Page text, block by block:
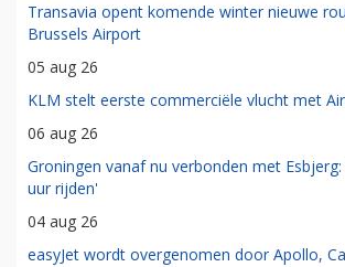
Transavia opent komende winter nieuwe
Brussels Airport
05 aug 26
KLM stelt eerste commerciële vlucht met
06 aug 26
Groningen vanaf nu verbonden met
uur rijden'
04 aug 26
easyJet wordt overgenomen door Apollo,